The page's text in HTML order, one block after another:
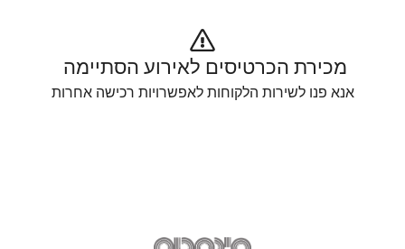
מכירת הכרטיסים לאירוע הסתיימה
אנא פנו לשירות הלקוחות לאפשרויות רכישה אחרות